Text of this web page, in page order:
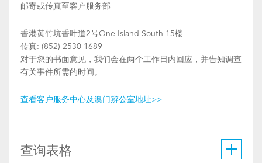
邮寄或传真至客户服务部
香港黄竹坑香叶道2号One Island South 15楼
传真: (852) 2530 1689
对于您的书面意见，我们会在两个工作日内回应，并告知调查
有关事件所需的时间。
查看客户服务中心及澳门辨公室地址>>
查询表格